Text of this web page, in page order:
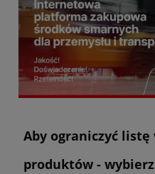
Aby ograniczyć
produktów -